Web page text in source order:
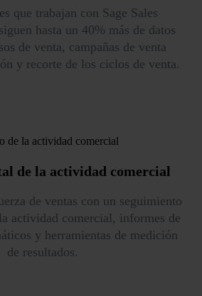
que trabajan con Sage Sales
hasta un 40% más de datos
de venta, campañas de venta
y recorte de los ciclos de venta.
de la actividad comercial
de la actividad comercial
de ventas con un seguimiento
actividad comercial, informes de
y herramientas de medición
de resultados.